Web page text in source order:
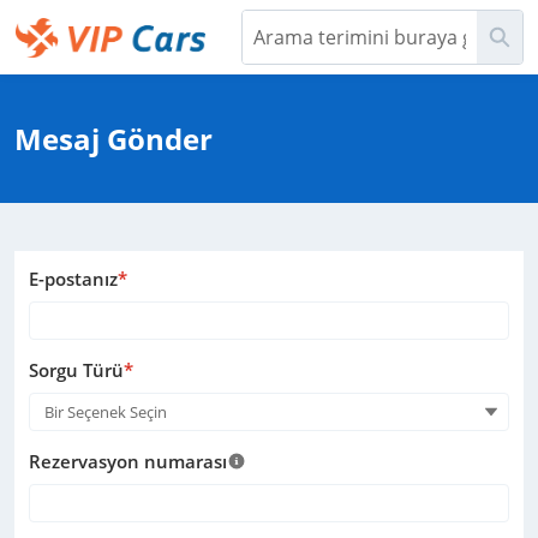
Ana
İçeriğe
Geç
Mesaj Gönder
E-postanız*
Sorgu Türü*
Bir Seçenek Seçin
Rezervasyon numarası Yardım